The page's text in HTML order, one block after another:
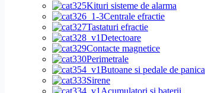
Kituri sisteme de alarma
Centrale efractie
Tastaturi efractie
Detectoare
Contacte magnetice
Perimetrale
Butoane si pedale de panica
Sirene
Acumulatori si baterii